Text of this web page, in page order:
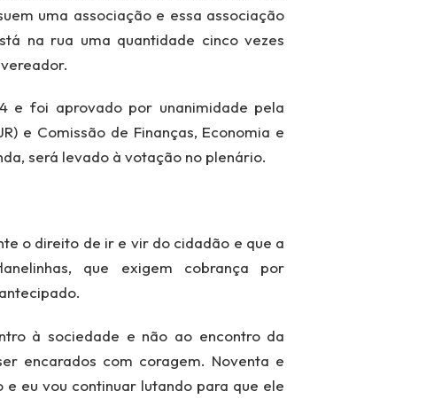
uma associação e essa associação
na rua uma quantidade cinco vezes
e foi aprovado por unanimidade pela
e Comissão de Finanças, Economia e
será levado à votação no plenário.
o direito de ir e vir do cidadão e que a
que exigem cobrança por
à sociedade e não ao encontro da
encarados com coragem. Noventa e
eu vou continuar lutando para que ele